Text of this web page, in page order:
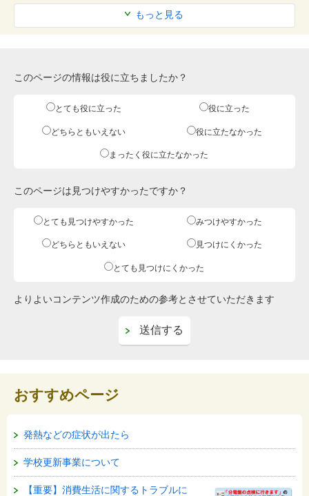
もっと見る
このページの情報は役に立ちましたか？
とても役に立った 役に立った
どちらともいえない 役に立たなかった
まったく役に立たなかった
このページは見つけやすかったですか？
とても見つけやすかった みつけやすかった
どちらともいえない 見つけにくかった
とても見つけにくかった
よりよいコンテンツ作成のための参考とさせていただきます
おすすめページ
発熱などの症状が出たら
学校更新事業について
【重要】消費生活に関するトラブルに